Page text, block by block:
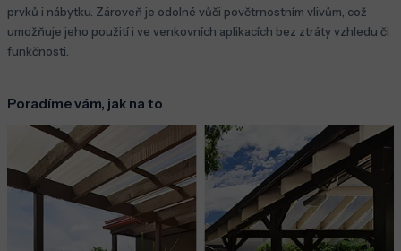
prvků i nábytku. Zároveň je odolné vůči povětrnostním vlivům, což
umožňuje jeho použití i ve venkovních aplikacích bez ztráty vzhledu či
funkčnosti.
Poradíme vám, jak na to